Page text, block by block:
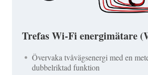
Trefas Wi-Fi energimätare
Övervaka tvåvägsenergi med en
dubbelriktad funktion